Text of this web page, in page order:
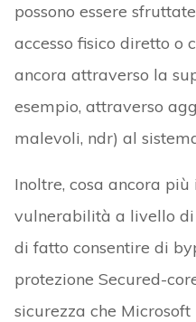
possono essere
accesso fisico diretto o
ancora attraverso la
esempio, attraverso
malevoli, ndr) al
Inoltre, cosa ancora
vulnerabilità a livello
di fatto consentire di
protezione Secured-
sicurezza che